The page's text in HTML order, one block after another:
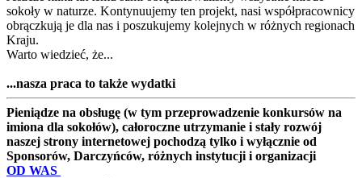
sokoły w naturze. Kontynuujemy ten projekt, nasi współpracownicy
obrączkują je dla nas i poszukujemy kolejnych w różnych regionach
Kraju.
Warto wiedzieć, że...
...nasza praca to także wydatki
Pieniądze na obsługę (w tym przeprowadzenie konkursów na
imiona dla sokołów), całoroczne utrzymanie i stały rozwój
naszej strony internetowej pochodzą tylko i wyłącznie od
Sponsorów, Darczyńców, różnych instytucji i organizacji
OD WAS